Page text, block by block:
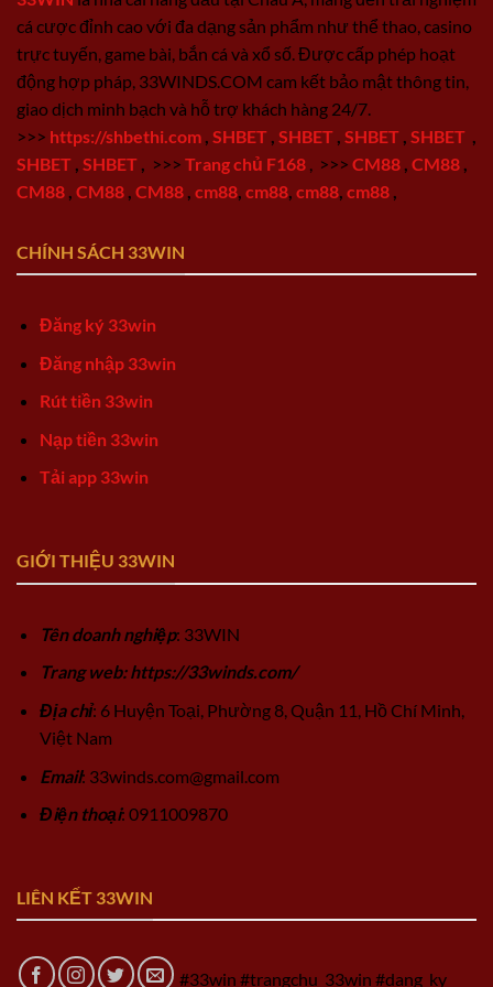
cá cược đỉnh cao với đa dạng sản phẩm như thể thao, casino
trực tuyến, game bài, bắn cá và xổ số. Được cấp phép hoạt
động hợp pháp, 33WINDS.COM cam kết bảo mật thông tin,
giao dịch minh bạch và hỗ trợ khách hàng 24/7.
>>> https://shbethi.com SHBET SHBET SHBET SHBET
SHBET SHBET >>> Trang chủ F168 >>> CM88 CM88
CM88 CM88 CM88 cm88 cm88 cm88 cm88
CHÍNH SÁCH 33WIN
Đăng ký 33win
Đăng nhập 33win
Rút tiền 33win
Nạp tiền 33win
Tải app 33win
GIỚI THIỆU 33WIN
Tên doanh nghiệp: 33WIN
Trang web: https://33winds.com/
Địa chỉ: 6 Huyện Toại, Phường 8, Quận 11, Hồ Chí Minh,
Việt Nam
Email: 33winds.com@gmail.com
Điện thoại: 0911009870
LIÊN KẾT 33WIN
#33win #trangchu_33win #dang_ky_